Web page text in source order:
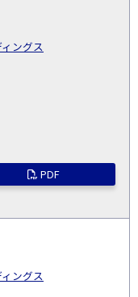
割
ングス
PDF
ングス